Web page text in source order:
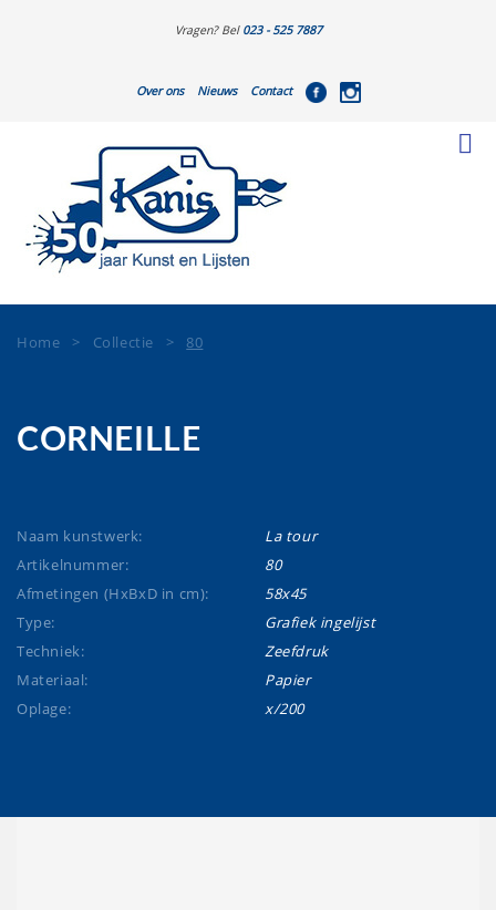
Vragen? Bel 023 - 525 7887
Over ons Nieuws Contact
Home > Collectie > 80
CORNEILLE
Naam kunstwerk:
La tour
Artikelnummer:
80
Afmetingen (HxBxD in cm):
58x45
Type:
Grafiek ingelijst
Techniek:
Zeefdruk
Materiaal:
Papier
Oplage:
x/200